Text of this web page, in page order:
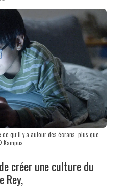
qu’il y a autour des écrans, plus que
Kampus
créer une culture du
Rey,